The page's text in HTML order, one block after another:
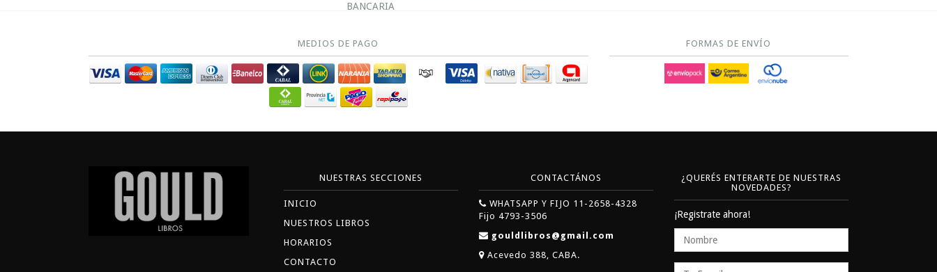
BANCARIA
MEDIOS DE PAGO FORMAS DE ENVÍO
NUESTRAS SECCIONES
INICIO
NUESTROS LIBROS
HORARIOS
CONTACTO
CONTACTÁNOS
WHATSAPP Y FIJO 11-2658-4328
Fijo 4793-3506
gouldlibros@gmail.com
Acevedo 388, CABA.
¿QUERÉS ENTERARTE DE NUESTRAS
NOVEDADES?
¡Registrate ahora!